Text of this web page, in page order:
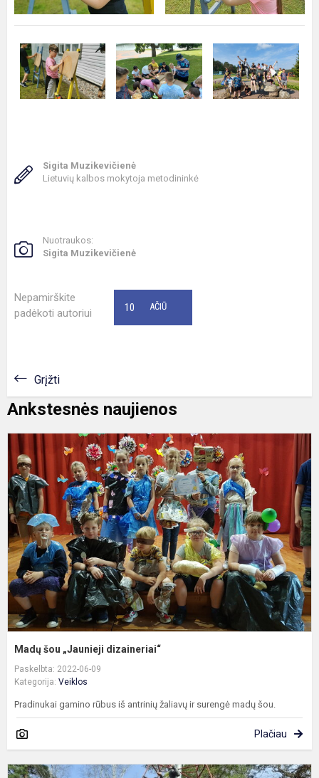
Sigita Muzikevičienė
Lietuvių kalbos mokytoja metodininkė
Nuotraukos:
Sigita Muzikevičienė
Nepamirškite
padėkoti autoriui
AČIŪ
10
Grįžti
Ankstesnės naujienos
Madų šou „Jaunieji dizaineriai“
Paskelbta: 2022-06-09
Kategorija: Veiklos
Pradinukai gamino rūbus iš antrinių žaliavų ir surengė madų šou.
Plačiau